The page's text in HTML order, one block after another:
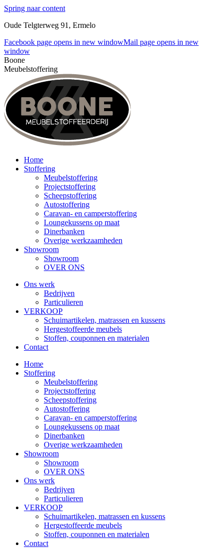
Spring naar content
Oude Telgterweg 91, Ermelo
Facebook page opens in new windowMail page opens in new
window
Boone
Meubelstoffering
Home
Stoffering
Meubelstoffering
Projectstoffering
Scheepstoffering
Autostoffering
Caravan- en camperstoffering
Loungekussens op maat
Dinerbanken
Overige werkzaamheden
Showroom
Showroom
OVER ONS
Ons werk
Bedrijven
Particulieren
VERKOOP
Schuimartikelen, matrassen en kussens
Hergestoffeerde meubels
Stoffen, couponnen en materialen
Contact
Home
Stoffering
Meubelstoffering
Projectstoffering
Scheepstoffering
Autostoffering
Caravan- en camperstoffering
Loungekussens op maat
Dinerbanken
Overige werkzaamheden
Showroom
Showroom
OVER ONS
Ons werk
Bedrijven
Particulieren
VERKOOP
Schuimartikelen, matrassen en kussens
Hergestoffeerde meubels
Stoffen, couponnen en materialen
Contact